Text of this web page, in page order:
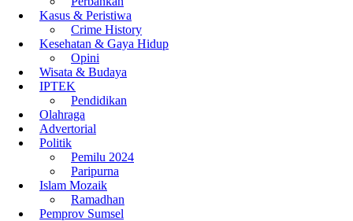
Kasus & Peristiwa
Crime History
Kesehatan & Gaya Hidup
Opini
Wisata & Budaya
IPTEK
Pendidikan
Olahraga
Advertorial
Politik
Pemilu 2024
Paripurna
Islam Mozaik
Ramadhan
Pemprov Sumsel